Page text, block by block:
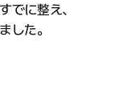
でに整え、
した。